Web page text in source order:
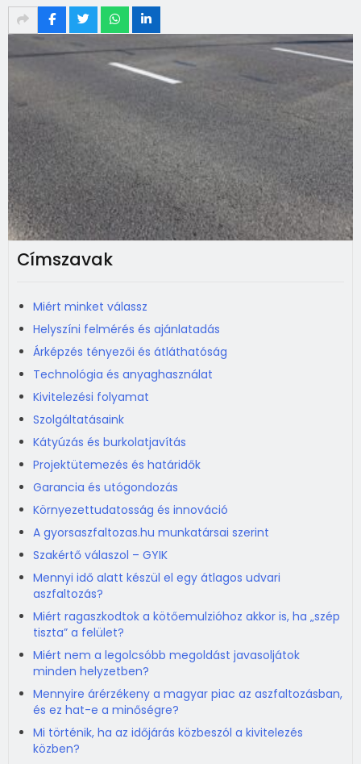
Címszavak
Miért minket válassz
Helyszíni felmérés és ajánlatadás
Árképzés tényezői és átláthatóság
Technológia és anyaghasználat
Kivitelezési folyamat
Szolgáltatásaink
Kátyúzás és burkolatjavítás
Projektütemezés és határidők
Garancia és utógondozás
Környezettudatosság és innováció
A gyorsaszfaltozas.hu munkatársai szerint
Szakértő válaszol – GYIK
Mennyi idő alatt készül el egy átlagos udvari
aszfaltozás?
Miért ragaszkodtok a kötőemulzióhoz akkor is, ha „szép
tiszta” a felület?
Miért nem a legolcsóbb megoldást javasoljátok
minden helyzetben?
Mennyire árérzékeny a magyar piac az aszfaltozásban,
és ez hat-e a minőségre?
Mi történik, ha az időjárás közbeszól a kivitelezés
közben?